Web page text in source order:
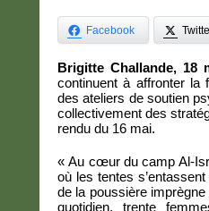
Facebook
Brigitte Challande, 18
continuent à affronter la
des ateliers de soutien
collectivement des
rendu du 16 mai.
« Au cœur du camp Al-
où les tentes
de la poussière
quotidien, trente